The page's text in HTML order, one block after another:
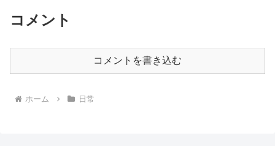
コメント
コメントを書き込む
ホーム 日常